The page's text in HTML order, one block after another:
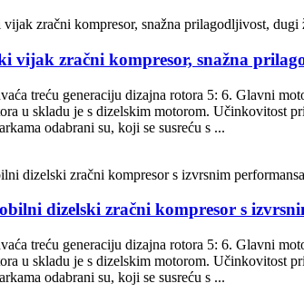
vijak zračni kompresor, snažna
treću generaciju dizajna rotora 5: 6. Glavni
u skladu je s dizelskim motorom. Učinkovitost
odabrani su, koji se susreću s ...
dizelski zračni kompresor s
treću generaciju dizajna rotora 5: 6. Glavni
u skladu je s dizelskim motorom. Učinkovitost
odabrani su, koji se susreću s ...